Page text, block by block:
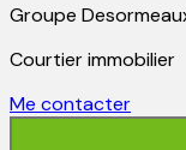
Groupe
Courtier immobilier
Me contacter